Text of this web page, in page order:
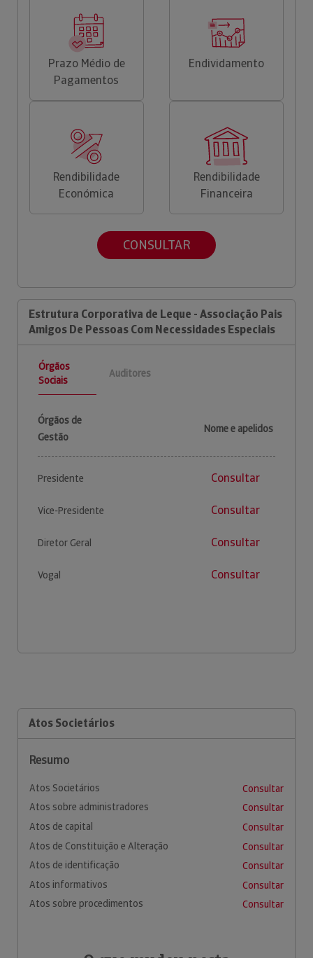
Prazo Médio de
Pagamentos
Endividamento
Rendibilidade
Económica
Rendibilidade
Financeira
CONSULTAR
Estrutura Corporativa de Leque - Associação Pais
Amigos De Pessoas Com Necessidades Especiais
Órgãos
Sociais
Auditores
Órgãos de
Gestão
Nome e apelidos
Presidente Consultar
Vice-Presidente Consultar
Diretor Geral Consultar
Vogal Consultar
Atos Societários
Resumo
Atos Societários
Consultar
Atos sobre administradores
Consultar
Atos de capital
Consultar
Atos de Constituição e Alteração
Consultar
Atos de identificação
Consultar
Atos informativos
Consultar
Atos sobre procedimentos
Consultar